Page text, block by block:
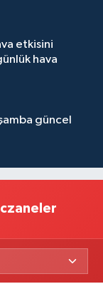
etkisini
hava
güncel